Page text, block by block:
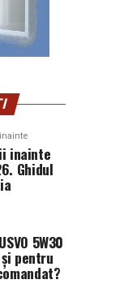
inainte
Ghidul
5W30
pentru